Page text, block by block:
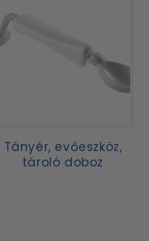
Tányér, evőeszköz,
tároló doboz